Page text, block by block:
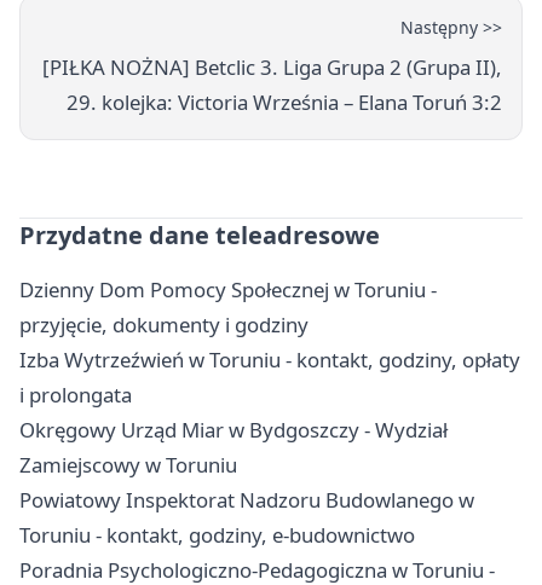
Następny >>
[PIŁKA NOŻNA] Betclic 3. Liga Grupa 2 (Grupa II),
29. kolejka: Victoria Września – Elana Toruń 3:2
Przydatne dane teleadresowe
Dzienny Dom Pomocy Społecznej w Toruniu -
przyjęcie, dokumenty i godziny
Izba Wytrzeźwień w Toruniu - kontakt, godziny, opłaty
i prolongata
Okręgowy Urząd Miar w Bydgoszczy - Wydział
Zamiejscowy w Toruniu
Powiatowy Inspektorat Nadzoru Budowlanego w
Toruniu - kontakt, godziny, e-budownictwo
Poradnia Psychologiczno-Pedagogiczna w Toruniu -